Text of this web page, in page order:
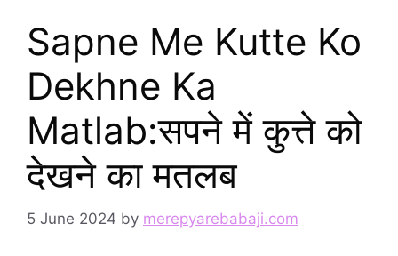
Sapne Me Kutte Ko
Dekhne Ka
Matlab:सपने में कुत्ते को
देखने का मतलब
5 June 2024 by merepyarebabaji.com